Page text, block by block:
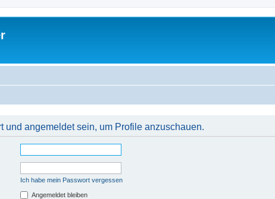
und angemeldet sein, um Profile anzuschauen.
Ich habe mein Passwort vergessen
Angemeldet bleiben